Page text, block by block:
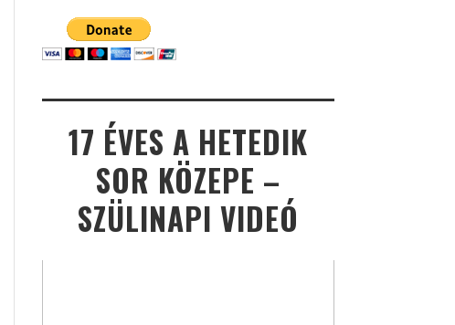
17 ÉVES A HETEDIK
SOR KÖZEPE –
SZÜLINAPI VIDEÓ